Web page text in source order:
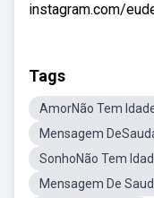
instagram.com/
Tags
AmorNão Tem
Mensagem
SonhoNão Tem
Mensagem De